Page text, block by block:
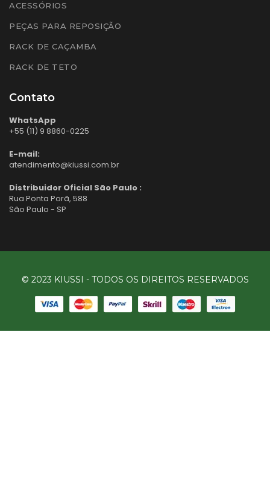
ACESSÓRIOS
PEÇAS PARA REPOSIÇÃO
RACK DE CAÇAMBA
RACK DE TETO
Contato
WhatsApp
+55 (11) 9 8860-0225
E-mail:
atendimento@kiussi.com.br
Distribuidor Oficial São Paulo :
Rua Ponta Porã, 588
São Paulo - SP
© 2023 KIUSSI - TODOS OS DIREITOS RESERVADOS